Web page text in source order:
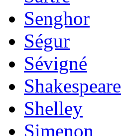
Senghor
Ségur
Sévigné
Shakespeare
Shelley
Simenon